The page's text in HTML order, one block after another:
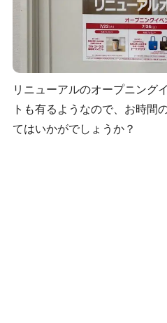
リニューアルのオープニング
トも有るようなので、お時間
てはいかがでしょうか？